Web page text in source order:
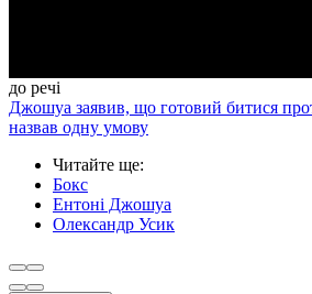
до речі
Джошуа заявив, що готовий битися
назвав одну умову
Читайте ще:
Бокс
Ентоні Джошуа
Олександр Усик